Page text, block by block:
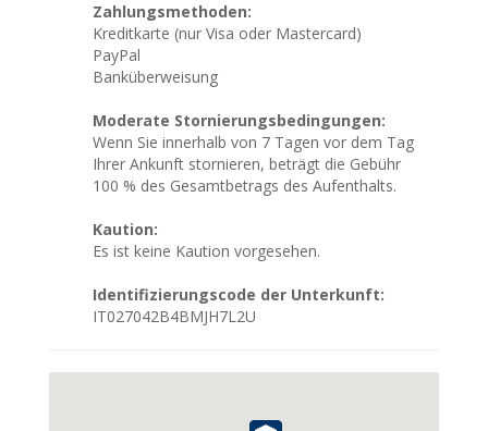
Zahlungsmethoden:
Kreditkarte (nur Visa oder Mastercard)
PayPal
Banküberweisung
Moderate Stornierungsbedingungen:
Wenn Sie innerhalb von 7 Tagen vor dem Tag
Ihrer Ankunft stornieren, beträgt die Gebühr
100 % des Gesamtbetrags des Aufenthalts.
Kaution:
Es ist keine Kaution vorgesehen.
Identifizierungscode der Unterkunft:
IT027042B4BMJH7L2U